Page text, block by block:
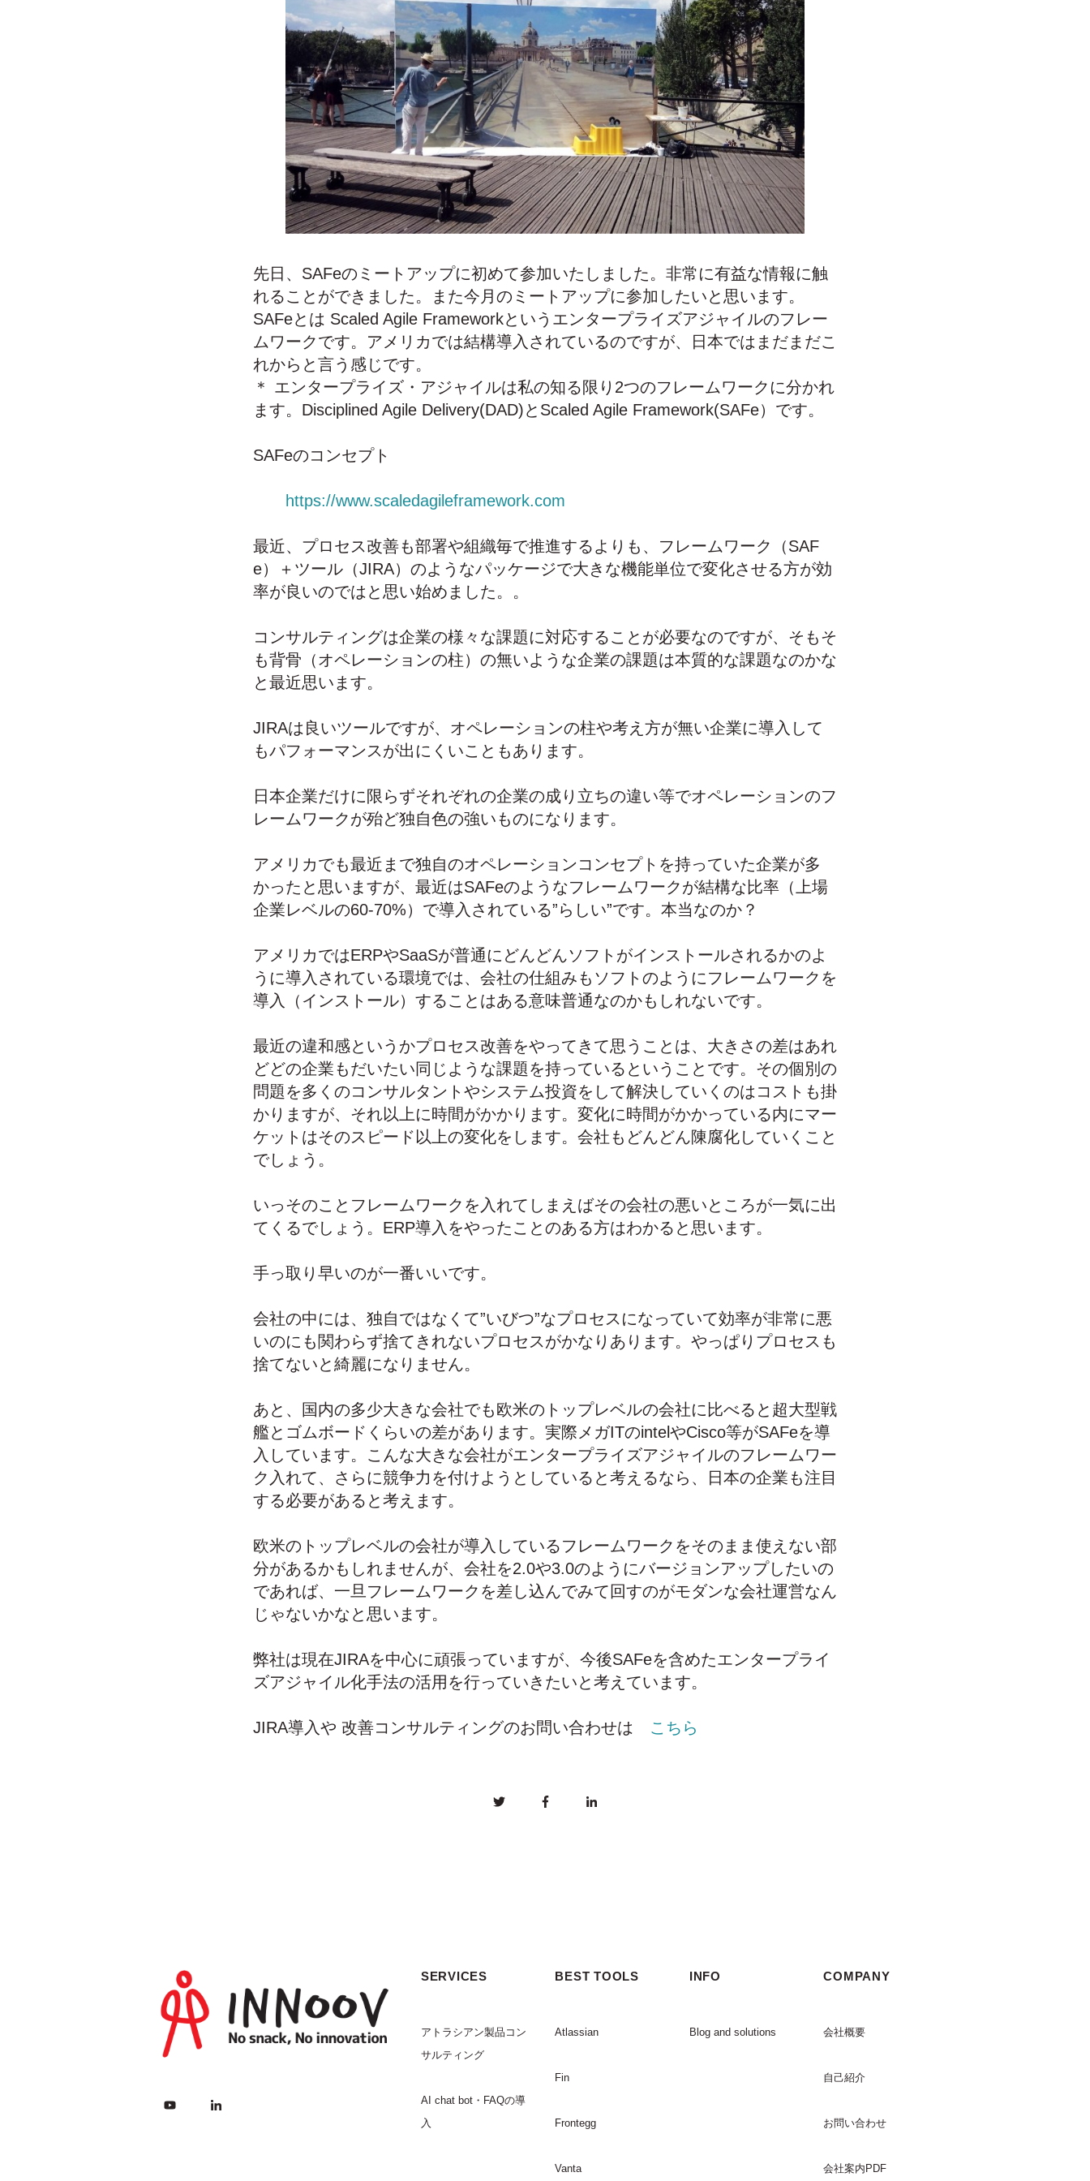
先日、SAFeのミートアップに初めて参加いたしました。非常に有益な情報に触
れることができました。また今月のミートアップに参加したいと思います。
SAFeとは Scaled Agile Frameworkというエンタープライズアジャイルのフレー
ムワークです。アメリカでは結構導入されているのですが、日本ではまだまだこ
れからと言う感じです。
＊ エンタープライズ・アジャイルは私の知る限り2つのフレームワークに分かれ
ます。Disciplined Agile Delivery(DAD)とScaled Agile Framework(SAFe）です。
SAFeのコンセプト
https://www.scaledagileframework.com
最近、プロセス改善も部署や組織毎で推進するよりも、フレームワーク（SAF
e）＋ツール（JIRA）のようなパッケージで大きな機能単位で変化させる方が効
率が良いのではと思い始めました。。
コンサルティングは企業の様々な課題に対応することが必要なのですが、そもそ
も背骨（オペレーションの柱）の無いような企業の課題は本質的な課題なのかな
と最近思います。
JIRAは良いツールですが、オペレーションの柱や考え方が無い企業に導入して
もパフォーマンスが出にくいこともあります。
日本企業だけに限らずそれぞれの企業の成り立ちの違い等でオペレーションのフ
レームワークが殆ど独自色の強いものになります。
アメリカでも最近まで独自のオペレーションコンセプトを持っていた企業が多
かったと思いますが、最近はSAFeのようなフレームワークが結構な比率（上場
企業レベルの60-70%）で導入されている”らしい”です。本当なのか？
アメリカではERPやSaaSが普通にどんどんソフトがインストールされるかのよ
うに導入されている環境では、会社の仕組みもソフトのようにフレームワークを
導入（インストール）することはある意味普通なのかもしれないです。
最近の違和感というかプロセス改善をやってきて思うことは、大きさの差はあれ
どどの企業もだいたい同じような課題を持っているということです。その個別の
問題を多くのコンサルタントやシステム投資をして解決していくのはコストも掛
かりますが、それ以上に時間がかかります。変化に時間がかかっている内にマー
ケットはそのスピード以上の変化をします。会社もどんどん陳腐化していくこと
でしょう。
いっそのことフレームワークを入れてしまえばその会社の悪いところが一気に出
てくるでしょう。ERP導入をやったことのある方はわかると思います。
手っ取り早いのが一番いいです。
会社の中には、独自ではなくて”いびつ”なプロセスになっていて効率が非常に悪
いのにも関わらず捨てきれないプロセスがかなりあります。やっぱりプロセスも
捨てないと綺麗になりません。
あと、国内の多少大きな会社でも欧米のトップレベルの会社に比べると超大型戦
艦とゴムボードくらいの差があります。実際メガITのintelやCisco等がSAFeを導
入しています。こんな大きな会社がエンタープライズアジャイルのフレームワー
ク入れて、さらに競争力を付けようとしていると考えるなら、日本の企業も注目
する必要があると考えます。
欧米のトップレベルの会社が導入しているフレームワークをそのまま使えない部
分があるかもしれませんが、会社を2.0や3.0のようにバージョンアップしたいの
であれば、一旦フレームワークを差し込んでみて回すのがモダンな会社運営なん
じゃないかなと思います。
弊社は現在JIRAを中心に頑張っていますが、今後SAFeを含めたエンタープライ
ズアジャイル化手法の活用を行っていきたいと考えています。
JIRA導入や 改善コンサルティングのお問い合わせは こちら
SERVICES
アトラシアン製品コン
サルティング
AI chat bot・FAQの導
入
BEST TOOLS
Atlassian
Fin
Frontegg
Vanta
INFO
Blog and solutions
COMPANY
会社概要
自己紹介
お問い合わせ
会社案内PDF